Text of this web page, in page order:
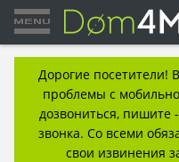
Дорогие посетители!
проблемы с
дозвониться, пишите
звонка. Со всеми
свои извинения